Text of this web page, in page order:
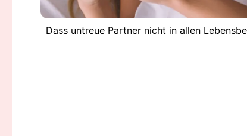
Dass untreue Partner nicht in allen